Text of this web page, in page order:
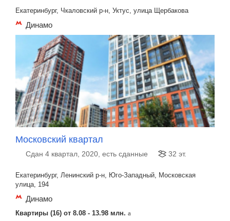
Екатеринбург, Чкаловский р-н, Уктус, улица Щербакова
Динамо
Московский квартал
Сдан 4 квартал, 2020, есть сданные 32 эт.
Екатеринбург, Ленинский р-н, Юго-Западный, Московская
улица, 194
Динамо
Квартиры (16) от 8.08 - 13.98 млн. a